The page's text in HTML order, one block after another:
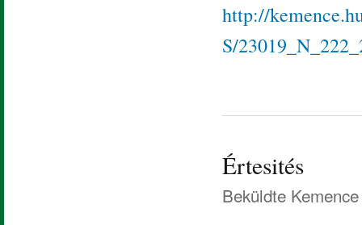
http://
S/
Értesités
Beküldte